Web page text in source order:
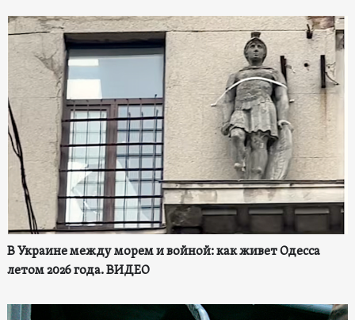
В Украине между морем и войной: как живет Одесса
летом 2026 года. ВИДЕО